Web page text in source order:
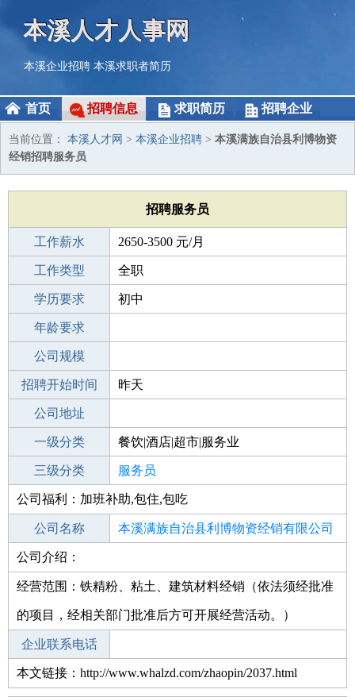
本溪人才人事网
本溪企业招聘 本溪求职者简历
首页 招聘信息 求职简历 招聘企业
当前位置： 本溪人才网 > 本溪企业招聘 > 本溪满族自治县利博物资
经销招聘服务员
招聘服务员
工作薪水 2650-3500 元/月
招聘人数 2人
工作类型 全职
性别要求 -
学历要求 初中
工作经验
年龄要求
工作地点
公司规模
公司电话
招聘开始时间 昨天
招聘结束时间
公司地址
一级分类 餐饮|酒店|超市|服务业
二级分类 餐饮
三级分类 服务员
其他行业 小吃快餐
公司福利：加班补助,包住,包吃
公司名称 本溪满族自治县利博物资经销有限公司
公司类型
公司介绍：
经营范围：铁精粉、粘土、建筑材料经销（依法须经批准
的项目，经相关部门批准后方可开展经营活动。）
企业联系电话
本文链接：http://www.whalzd.com/zhaopin/2037.html